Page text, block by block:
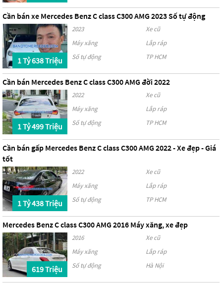
Cần bán xe Mercedes Benz C class C300 AMG 2023 Số tự động
1 Tỷ 638 Triệu
2023
Xe cũ
Máy xăng
Lắp ráp
Số tự động
TP HCM
Cần bán Mercedes Benz C class C300 AMG đời 2022
1 Tỷ 499 Triệu
2022
Xe cũ
Máy xăng
Lắp ráp
Số tự động
TP HCM
Cần bán gấp Mercedes Benz C class C300 AMG 2022 - Xe đẹp - Giá
tốt
1 Tỷ 438 Triệu
2022
Xe cũ
Máy xăng
Lắp ráp
Số tự động
TP HCM
Mercedes Benz C class C300 AMG 2016 Máy xăng, xe đẹp
619 Triệu
2016
Xe cũ
Máy xăng
Lắp ráp
Số tự động
Hà Nội